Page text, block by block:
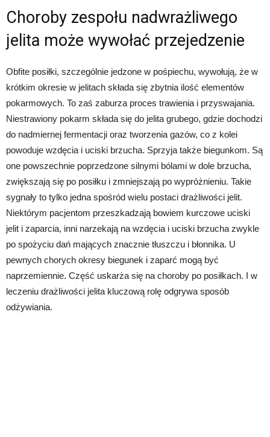
Choroby zespołu nadwrażliwego
jelita może wywołać przejedzenie
Obfite posiłki, szczególnie jedzone w pośpiechu, wywołują, że w
krótkim okresie w jelitach składa się zbytnia ilość elementów
pokarmowych. To zaś zaburza proces trawienia i przyswajania.
Niestrawiony pokarm składa się do jelita grubego, gdzie dochodzi
do nadmiernej fermentacji oraz tworzenia gazów, co z kolei
powoduje wzdęcia i uciski brzucha. Sprzyja także biegunkom. Są
one powszechnie poprzedzone silnymi bólami w dole brzucha,
zwiększają się po posiłku i zmniejszają po wypróżnieniu. Takie
sygnały to tylko jedna spośród wielu postaci drażliwości jelit.
Niektórym pacjentom przeszkadzają bowiem kurczowe uciski
jelit i zaparcia, inni narzekają na wzdęcia i uciski brzucha zwykle
po spożyciu dań mających znacznie tłuszczu i błonnika. U
pewnych chorych okresy biegunek i zaparć mogą być
naprzemiennie. Część uskarża się na choroby po posiłkach. I w
leczeniu drażliwości jelita kluczową rolę odgrywa sposób
odżywiania.